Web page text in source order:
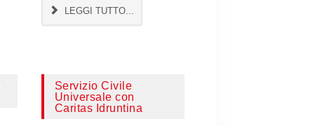
LEGGI TUTTO...
Servizio Civile
Universale con
Caritas Idruntina